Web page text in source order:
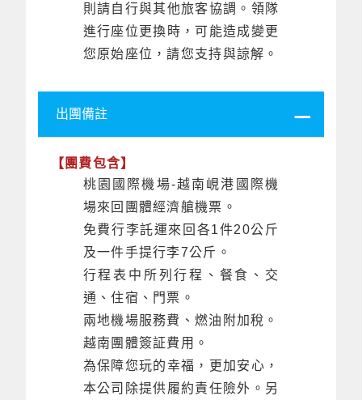
則請自行與其他旅客協調。領隊
進行座位更換時，可能造成變更
您原始座位，請您支持與諒解。
出團備註
【團費包含】
桃園國際機場-越南峴港國際機
場來回團體經濟艙機票。
免費行李託運來回各1件20公斤
及一件手提行李7公斤。
行程表中所列行程、餐食、交
通、住宿、門票。
兩地機場服務費、燃油附加稅。
越南團體簽証費用。
為保障您玩的幸福，更加安心，
本公司除提供履約責任險外。另